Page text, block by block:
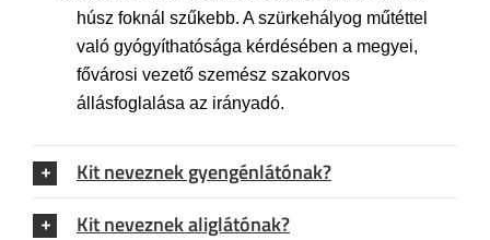
húsz foknál szűkebb. A szürkehályog műtéttel
való gyógyíthatósága kérdésében a megyei,
fővárosi vezető szemész szakorvos
állásfoglalása az irányadó.
Kit neveznek gyengénlátónak?
Kit neveznek aliglátónak?